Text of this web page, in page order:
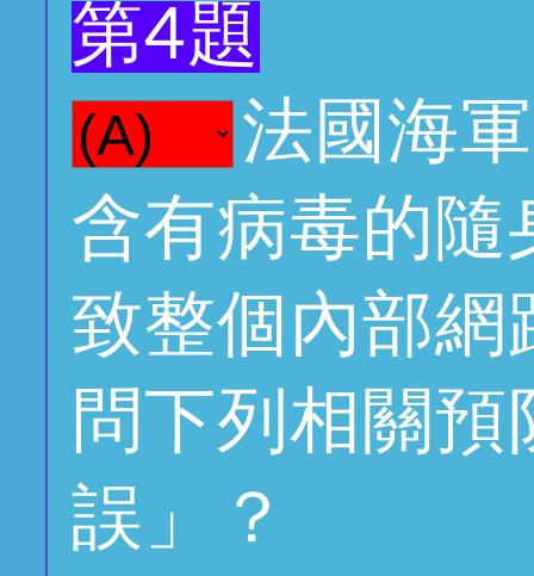
第4題
法國海
含有病毒的隨
致整個內部網
問下列相關
誤」？